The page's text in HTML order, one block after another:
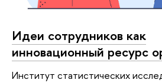
Идеи сотрудников как
инновационный ресурс
Институт статистических